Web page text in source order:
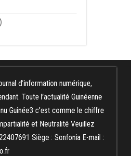
d’information numérique,
Toute l’actualité Guinéenne
Guinée3 c’est comme le chiffre
et Neutralité Veuillez
Siège : Sonfonia E-mail :